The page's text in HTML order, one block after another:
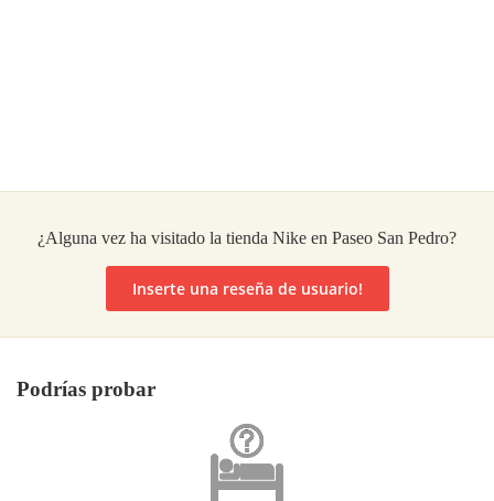
¿Alguna vez ha visitado la tienda Nike en Paseo San Pedro?
Inserte una reseña de usuario!
Podrías probar